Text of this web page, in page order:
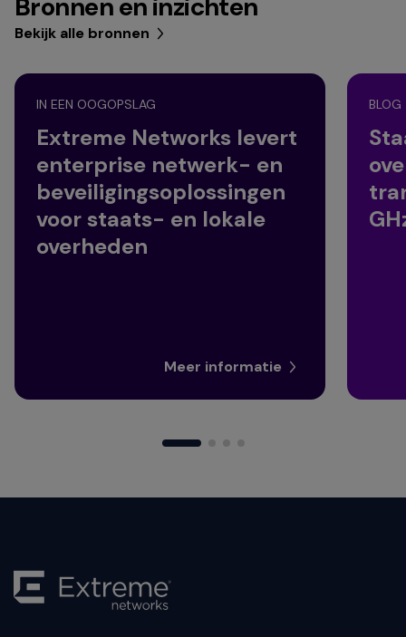
Bekijk alle bronnen
IN EEN OOGOPSLAG
Extreme Networks levert
enterprise netwerk- en
beveiligingsoplossingen
voor staats- en lokale
overheden
Meer informatie
BLOG